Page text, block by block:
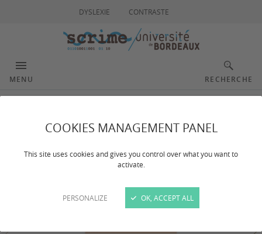
COOKIES MANAGEMENT PANEL
This site uses cookies and gives you control over what you want to
activate.
PERSONALIZE OK, ACCEPT ALL
DYSLEXIE CONTRASTE
MENU RECHERCHE